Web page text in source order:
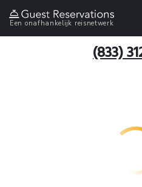
Een onafhankelijk reisnetwerk
(833)